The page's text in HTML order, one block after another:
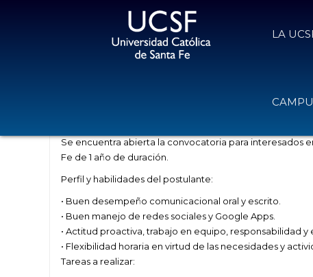
LA
Se encuentra abierta la convocatoria para interesados
Fe de 1 año de duración.
Perfil y habilidades del postulante:
• Buen desempeño comunicacional oral y escrito
• Buen manejo de redes sociales y Google Apps.
• Actitud proactiva, trabajo en equipo, responsabilidad y
• Flexibilidad horaria en virtud de las necesidades y
Tareas a realizar: